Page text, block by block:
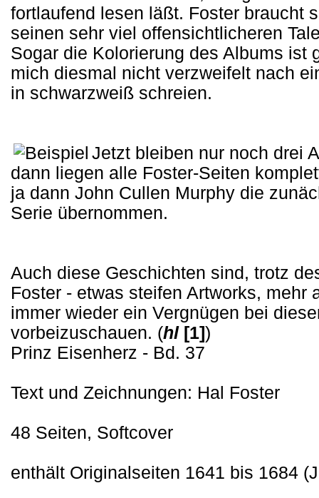
fortlaufend lesen läßt. Foster braucht
seinen sehr viel offensichtlicheren
Sogar die Kolorierung des Albums ist
mich diesmal nicht verzweifelt nach
in schwarzweiß schreien.
Jetzt bleiben nur noch drei
dann liegen alle Foster-Seiten
ja dann John Cullen Murphy die
Serie übernommen.
Auch diese Geschichten sind, trotz
Foster - etwas steifen Artworks, mehr
immer wieder ein Vergnügen bei
vorbeizuschauen. (hl[1])
Prinz Eisenherz - Bd. 37
Text und Zeichnungen: Hal Foster
48 Seiten, Softcover
enthält Originalseiten 1641 bis 1684